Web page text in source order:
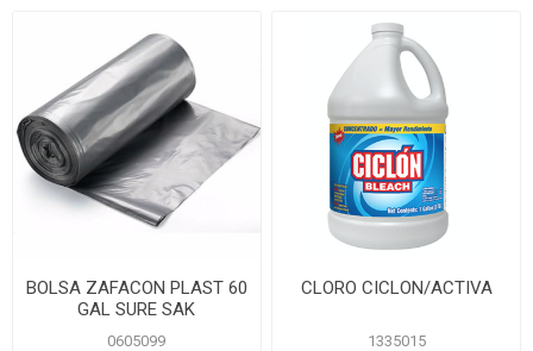
BOLSA ZAFACON PLAST 60
GAL SURE SAK
0605099
CLORO CICLON/ACTIVA
1335015